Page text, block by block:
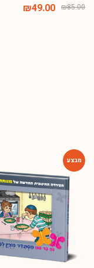
₪85.00
₪49.00